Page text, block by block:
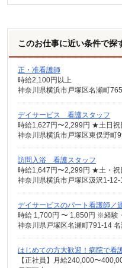
このお仕事に近い条件で探
正・准看護師
時給2,100円以上
神奈川県横浜市戸塚区名瀬町
デイサービス 看護スタッフ
時給1,627円〜2,299円 ★土日
神奈川県横浜市戸塚区東俣野町
訪問入浴 看護スタッフ
時給1,647円〜2,299円 ★土・
神奈川県横浜市戸塚区汲沢1-12-
デイサービスのパート看護師／
時給 1,700円 〜 1,850円 ※経験
神奈川県戸塚区名瀬町791-14
はじめての方大歓迎！病院で看